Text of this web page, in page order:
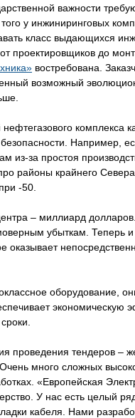
важности
у инжиниринговых
класс выдающихся
проектировщиков до
востребована.
возможный
комплекса
Например,
из-за простоя
районы крайнего
-50.
– миллиард
убыткам. Теперь и
оказывает
оборудование,
экономическую
проведения тендеров –
много сложных
«Европейская
У нас есть целый
кабеля. Нами